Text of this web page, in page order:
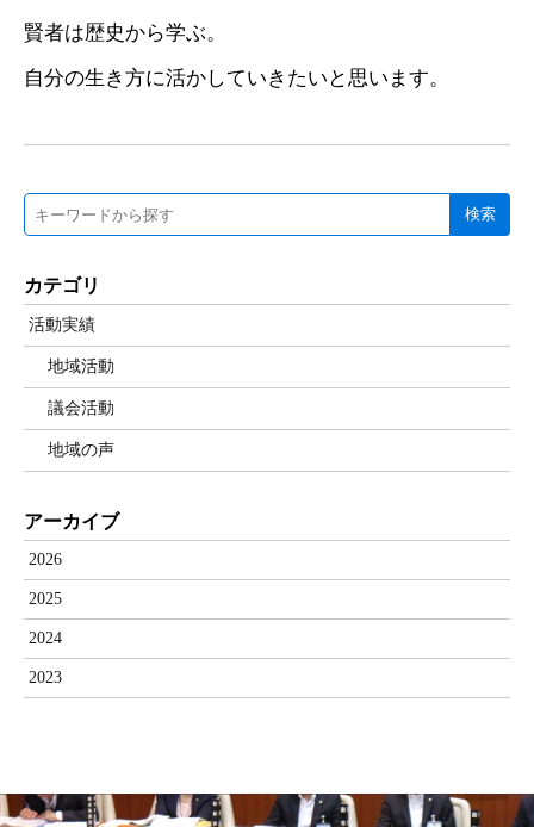
賢者は歴史から学ぶ。
自分の生き方に活かしていきたいと思います。
検索
カテゴリ
活動実績
地域活動
議会活動
地域の声
アーカイブ
2026
2025
2024
2023